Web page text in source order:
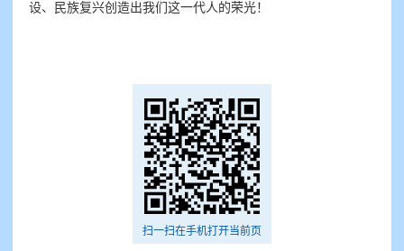
设、民族复兴创造出我们这一代人的荣光！
扫一扫在手机打开当前页